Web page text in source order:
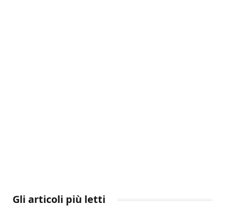
Gli articoli più letti